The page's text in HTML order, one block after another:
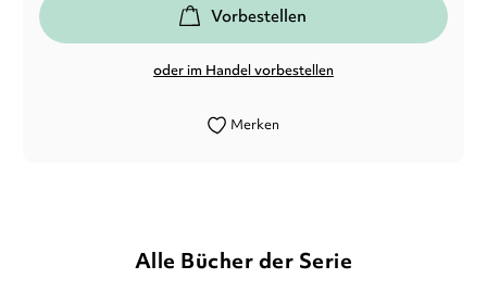
Vorbestellen
oder im Handel vorbestellen
Merken
Alle Bücher der Serie